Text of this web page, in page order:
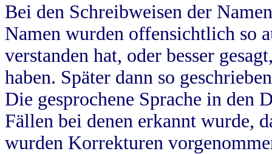
Bei den Schreibweisen der
Namen wurden offensichtlich so
verstanden hat, oder besser
haben. Später dann so
Die gesprochene Sprache in
Fällen bei denen erkannt wurde,
wurden Korrekturen